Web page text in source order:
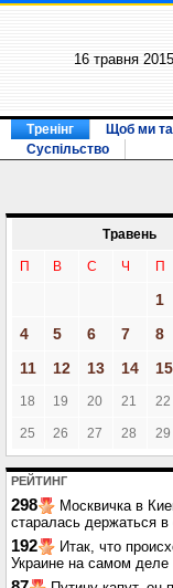
16 травня 2015
Тренінг Щоб ми
Суспільство
Травень
П В С Ч П
1
4
5 6 7 8
11
12 13 14 15
18 19 20 21 22
25 26 27 28 29
РЕЙТИНГ
298
Москвичка в
старалась держаться в
192
Итак, что
Украине на самом деле